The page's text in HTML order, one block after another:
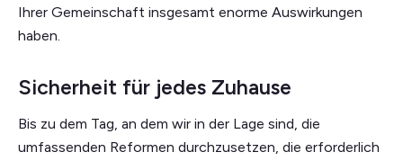
Ihrer Gemeinschaft insgesamt enorme Auswirkungen
haben.
Sicherheit für jedes Zuhause
Bis zu dem Tag, an dem wir in der Lage sind, die
umfassenden Reformen durchzusetzen, die erforderlich